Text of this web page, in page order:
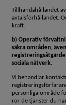
Tillhandahållandet
avtalsförhållandet.
kraft.
b) Operativ
säkra områden,
sociala nätverk.
Vi behandlar
personliga område
rör de tjänster du